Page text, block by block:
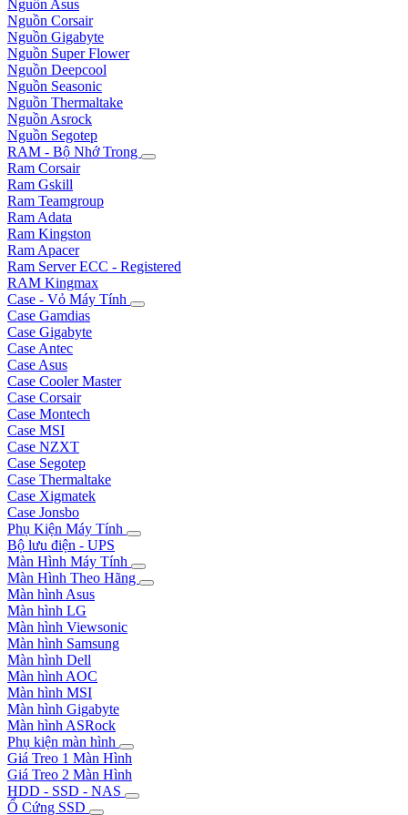
Nguồn Asus
Nguồn Corsair
Nguồn Gigabyte
Nguồn Super Flower
Nguồn Deepcool
Nguồn Seasonic
Nguồn Thermaltake
Nguồn Asrock
Nguồn Segotep
RAM - Bộ Nhớ Trong
Ram Corsair
Ram Gskill
Ram Teamgroup
Ram Adata
Ram Kingston
Ram Apacer
Ram Server ECC - Registered
RAM Kingmax
Case - Vỏ Máy Tính
Case Gamdias
Case Gigabyte
Case Antec
Case Asus
Case Cooler Master
Case Corsair
Case Montech
Case MSI
Case NZXT
Case Segotep
Case Thermaltake
Case Xigmatek
Case Jonsbo
Phụ Kiện Máy Tính
Bộ lưu điện - UPS
Màn Hình Máy Tính
Màn Hình Theo Hãng
Màn hình Asus
Màn hình LG
Màn hình Viewsonic
Màn hình Samsung
Màn hình Dell
Màn hình AOC
Màn hình MSI
Màn hình Gigabyte
Màn hình ASRock
Phụ kiện màn hình
Giá Treo 1 Màn Hình
Giá Treo 2 Màn Hình
HDD - SSD - NAS
Ổ Cứng SSD